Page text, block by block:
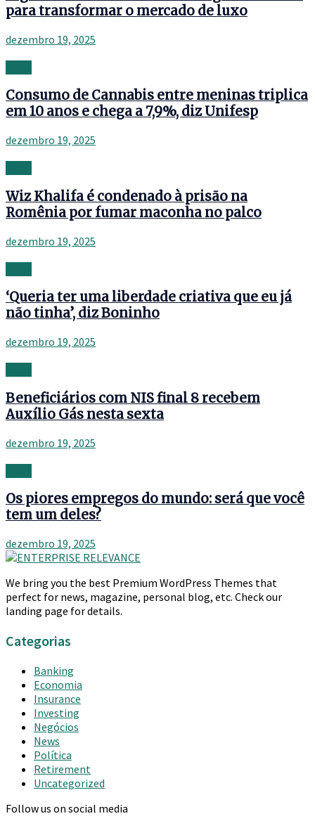
para transformar o mercado de luxo
dezembro 19, 2025
Consumo de Cannabis entre meninas triplica
em 10 anos e chega a 7,9%, diz Unifesp
dezembro 19, 2025
Wiz Khalifa é condenado à prisão na
Romênia por fumar maconha no palco
dezembro 19, 2025
‘Queria ter uma liberdade criativa que eu já
não tinha’, diz Boninho
dezembro 19, 2025
Beneficiários com NIS final 8 recebem
Auxílio Gás nesta sexta
dezembro 19, 2025
Os piores empregos do mundo: será que você
tem um deles?
dezembro 19, 2025
We bring you the best Premium WordPress Themes that
perfect for news, magazine, personal blog, etc. Check our
landing page for details.
Categorias
Banking
Economia
Insurance
Investing
Negócios
News
Política
Retirement
Uncategorized
Follow us on social media